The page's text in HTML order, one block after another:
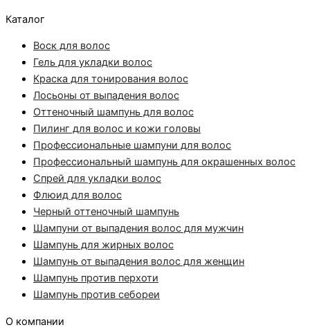
Каталог
Воск для волос
Гель для укладки волос
Краска для тонирования волос
Лосьоны от выпадения волос
Оттеночный шампунь для волос
Пилинг для волос и кожи головы
Профессиональные шампуни для волос
Профессиональный шампунь для окрашенных волос
Спрей для укладки волос
Флюид для волос
Черный оттеночный шампунь
Шампуни от выпадения волос для мужчин
Шампунь для жирных волос
Шампунь от выпадения волос для женщин
Шампунь против перхоти
Шампунь против себореи
О компании